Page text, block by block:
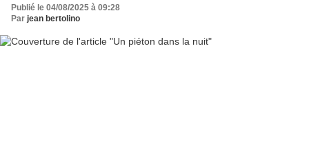
Publié le 04/08/2025 à 09:28
Par jean bertolino